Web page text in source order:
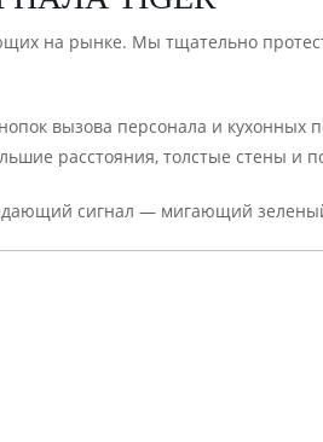
на рынке. Мы тщательно
вызова персонала и кухонных
расстояния, толстые стены и
сигнал — мигающий